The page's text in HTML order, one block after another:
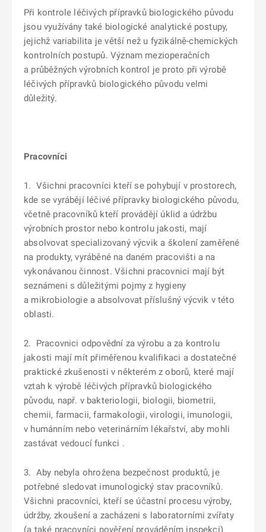
Při kontrole léčivých přípravků biologického původu
jsou využívány také biologické analytické postupy,
jejichž variabilita je větší než u fyzikálně-chemických
kontrolních postupů. Význam mezioperačních
a průběžných výrobních kontrol je proto při výrobě
léčivých přípravků biologického původu velmi
důležitý.
Pracovníci
1. Všichni pracovníci kteří se pohybují v prostorech,
kde se vyrábějí léčivé přípravky biologického původu,
včetně pracovníků kteří provádějí úklid a údržbu
výrobních prostor nebo kontrolu jakosti, mají
absolvovat specializovaný výcvik a školení zaměřené
na produkty, vyráběné na daném pracovišti a na
vykonávanou činnost. Všichni pracovnici mají být
seznámeni s důležitými pojmy z hygieny
a mikrobiologie a absolvovat příslušný výcvik v této
oblasti.
2. Pracovnici odpovědní za výrobu a za kontrolu
jakosti mají mít přiměřenou kvalifikaci a dostatečné
praktické zkušenosti v některém z oborů, které mají
vztah k výrobě léčivých přípravků biologického
původu, např. v bakteriologii, biologii, biometrii,
chemii, farmacii, farmakologii, virologii, imunologii,
v humánním nebo veterinárním lékařství, aby mohli
zastávat vedoucí funkci .
3. Aby nebyla ohrožena bezpečnost produktů, je
potřebné sledovat imunologický stav pracovníků.
Všichni pracovníci, kteří se účastní procesu výroby,
údržby, zkoušení a zacházeni s laboratorními zvířaty
(a také pracovníci pověření prováděním inspekci)